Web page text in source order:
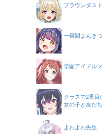
ブラウンダス
一畳間まんき
学園アイドル
クラスで2番目
女の子と友だ
よわよわ先生